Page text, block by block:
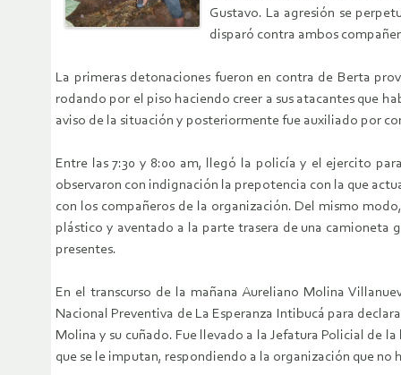
Gustavo. La agresión se
disparó contra ambos
La primeras detonaciones fueron en contra de Berta
rodando por el piso haciendo creer a sus atacantes que
aviso de la situación y posteriormente fue auxiliado por
Entre las 7:30 y 8:00 am, llegó la policía y el ejercito
observaron con indignación la prepotencia con la que
con los compañeros de la organización. Del mismo
plástico y aventado a la parte trasera de una camioneta
presentes.
En el transcurso de la mañana Aureliano Molina
Nacional Preventiva de La Esperanza Intibucá para
Molina y su cuñado. Fue llevado a la Jefatura Policial de
que se le imputan, respondiendo a la organización que